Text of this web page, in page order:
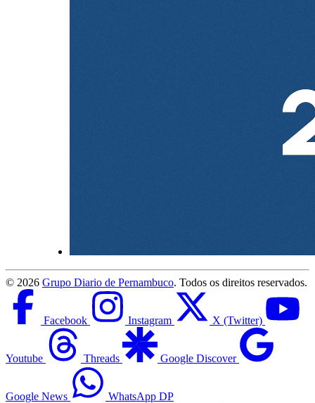
© 2026 Grupo Diario de Pernambuco. Todos os direitos reservados.
Facebook Instagram X (Twitter)
Youtube Threads Google Discover
Google News WhatsApp DP